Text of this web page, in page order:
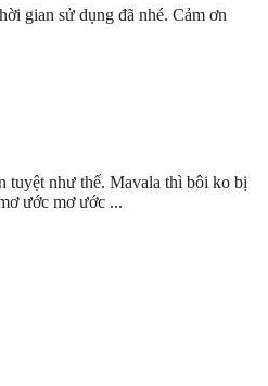
gian sử dụng đã nhé. Cảm ơn
tuyệt như thế. Mavala thì bôi ko bị
ước mơ ước ...